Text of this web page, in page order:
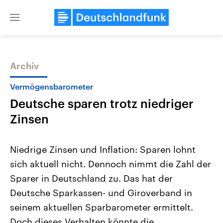
Close
Themen
Landtagswahl Sachsen-Anhalt
2026
Alle Informationen
Sachsen-Anhalt wählt am 6.
September 2026 einen neuen
Landtag. Seit 2021 wird das
Bundesland von einer Koalition aus
USA
Aktuelle Beiträge,
Hintergründe
Wirtschaftlich und
gehören die Vereinigten
den mächtigsten Ländern
mit großem Einfluss auf
Archiv
Vermögensbarometer
Deutsche sparen trotz niedriger
Zinsen
Niedrige Zinsen und Inflation: Sparen lohnt
sich aktuell nicht. Dennoch nimmt die Zahl der
Sparer in Deutschland zu. Das hat der
Deutsche Sparkassen- und Giroverband in
seinem aktuellen Sparbarometer ermittelt.